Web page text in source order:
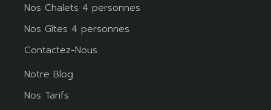
Nos Chalets 4 personnes
Nos Gîtes 4 personnes
Contactez-Nous
Notre Blog
Nos Tarifs